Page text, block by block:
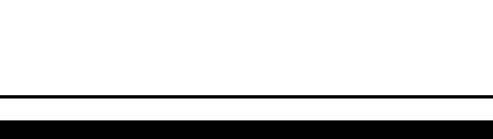
2026। Kaliyuga End Signs
& Temple Mystery।